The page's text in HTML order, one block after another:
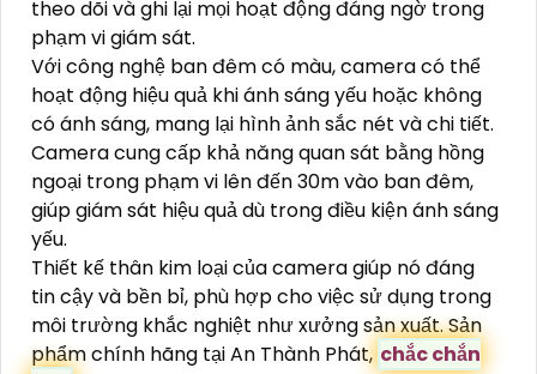
theo dõi và ghi lại mọi hoạt động đáng ngờ trong
phạm vi giám sát.
Với công nghệ ban đêm có màu, camera có thể
hoạt động hiệu quả khi ánh sáng yếu hoặc không
có ánh sáng, mang lại hình ảnh sắc nét và chi tiết.
Camera cung cấp khả năng quan sát bằng hồng
ngoại trong phạm vi lên đến 30m vào ban đêm,
giúp giám sát hiệu quả dù trong điều kiện ánh sáng
yếu.
Thiết kế thân kim loại của camera giúp nó đáng
tin cậy và bền bỉ, phù hợp cho việc sử dụng trong
môi trường khắc nghiệt như xưởng sản xuất. Sản
phẩm chính hãng tại An Thành Phát, chắc chắn